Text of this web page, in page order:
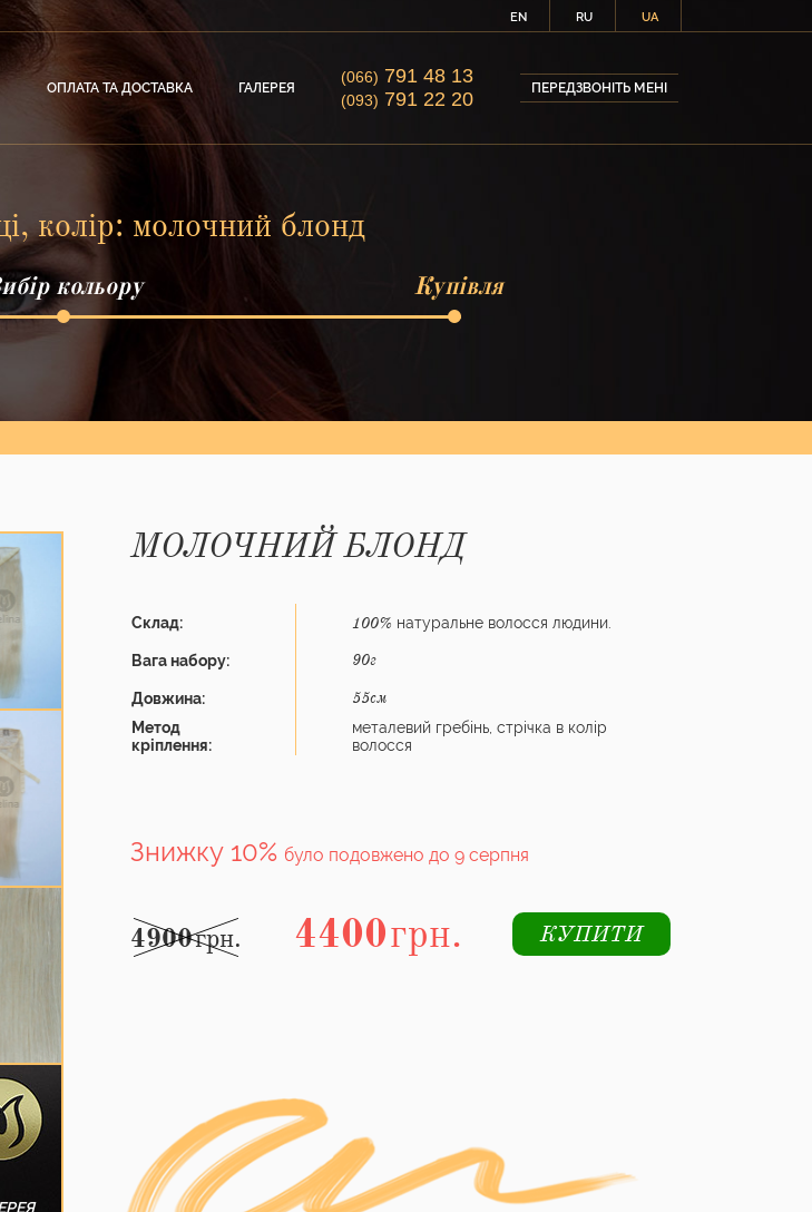
EN RU UA
ОПЛАТА ТА ДОСТАВКА ГАЛЕРЕЯ
(066) 791 48 13
(093) 791 22 20 ПЕРЕДЗВОНІТЬ МЕНІ
колір: молочний блонд
кольору Купівля
МОЛОЧНИЙ БЛОНД
Склад: 100% натуральне волосся людини.
Вага набору: 90г
Довжина: 55см
Метод
кріплення:
металевий гребінь, стрічка в колір
волосся
Знижку 10% було подовжено до 9 серпня
4900грн. 4400грн. КУПИТИ